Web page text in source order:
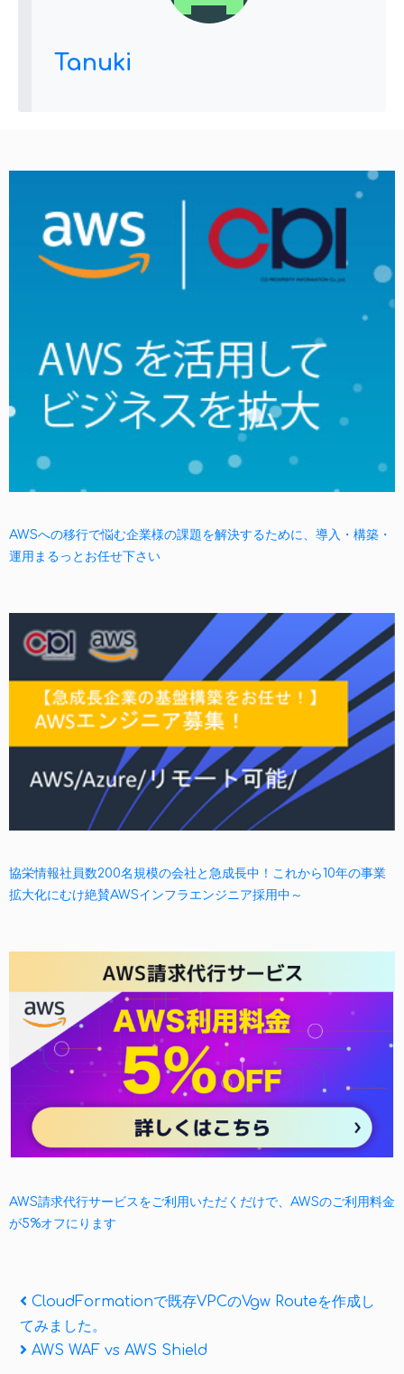
AWSへの移行で悩む企業様の課題を解決するために、導入・構築・
運用まるっとお任せ下さい
協栄情報社員数200名規模の会社と急成長中！これから10年の事業
拡大化にむけ絶賛AWSインフラエンジニア採用中～
AWS請求代行サービスをご利用いただくだけで、AWSのご利用料金
が5%オフにります
Tanuki
投
稿
Previous
Post
CloudFormationで既存VPCのVgw Routeを作成し
てみました。
Next
AWS WAF vs AWS Shield